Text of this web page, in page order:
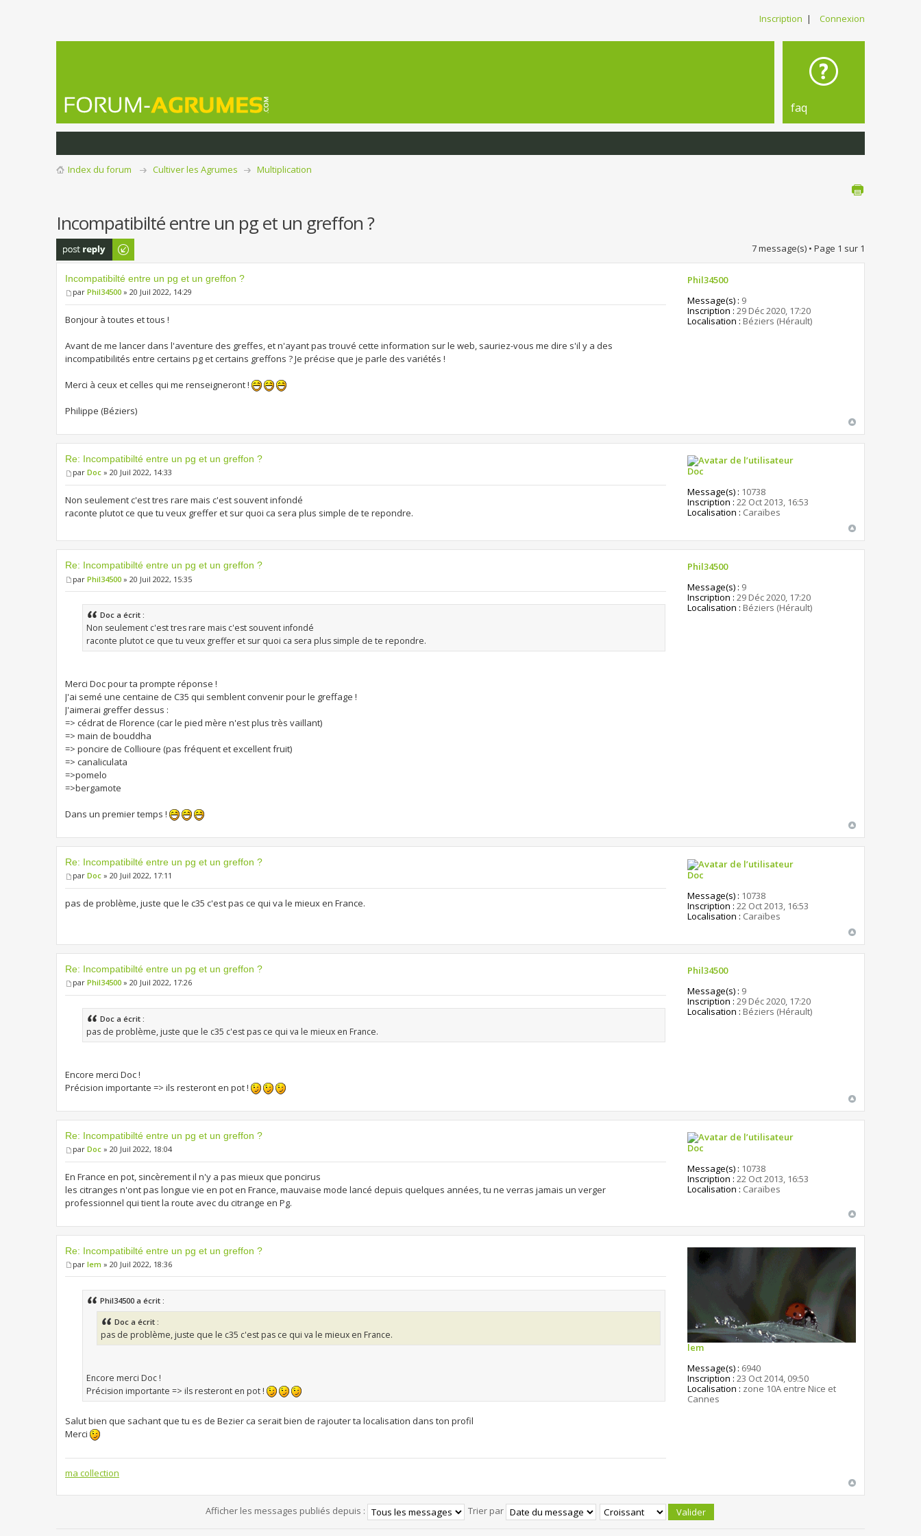
Inscription | Connexion
faq
Index du forum Cultiver les Agrumes Multiplication
Incompatibilté entre un pg et un greffon ?
Publier une
réponse
7 message(s) • Page 1 sur 1
Incompatibilté entre un pg et un greffon ?
par Phil34500 » 20 Juil 2022, 14:29
Bonjour à toutes et tous !
Avant de me lancer dans l'aventure des greffes, et n'ayant pas trouvé cette information sur le web, sauriez-vous me dire s'il y a des
incompatibilités entre certains pg et certains greffons ? Je précise que je parle des variétés !
Merci à ceux et celles qui me renseigneront !
Philippe (Béziers)
Phil34500
Message(s) : 9
Inscription : 29 Déc 2020, 17:20
Localisation : Béziers (Hérault)
Re: Incompatibilté entre un pg et un greffon ?
par Doc » 20 Juil 2022, 14:33
Non seulement c'est tres rare mais c'est souvent infondé
raconte plutot ce que tu veux greffer et sur quoi ca sera plus simple de te repondre.
Doc
Message(s) : 10738
Inscription : 22 Oct 2013, 16:53
Localisation : Caraïbes
Re: Incompatibilté entre un pg et un greffon ?
par Phil34500 » 20 Juil 2022, 15:35
Doc a écrit :
Non seulement c'est tres rare mais c'est souvent infondé
raconte plutot ce que tu veux greffer et sur quoi ca sera plus simple de te repondre.
Merci Doc pour ta prompte réponse !
J'ai semé une centaine de C35 qui semblent convenir pour le greffage !
J'aimerai greffer dessus :
=> cédrat de Florence (car le pied mère n'est plus très vaillant)
=> main de bouddha
=> poncire de Collioure (pas fréquent et excellent fruit)
=> canaliculata
=>pomelo
=>bergamote
Dans un premier temps !
Phil34500
Message(s) : 9
Inscription : 29 Déc 2020, 17:20
Localisation : Béziers (Hérault)
Re: Incompatibilté entre un pg et un greffon ?
par Doc » 20 Juil 2022, 17:11
pas de problème, juste que le c35 c'est pas ce qui va le mieux en France.
Doc
Message(s) : 10738
Inscription : 22 Oct 2013, 16:53
Localisation : Caraïbes
Re: Incompatibilté entre un pg et un greffon ?
par Phil34500 » 20 Juil 2022, 17:26
Doc a écrit :
pas de problème, juste que le c35 c'est pas ce qui va le mieux en France.
Encore merci Doc !
Précision importante => ils resteront en pot !
Phil34500
Message(s) : 9
Inscription : 29 Déc 2020, 17:20
Localisation : Béziers (Hérault)
Re: Incompatibilté entre un pg et un greffon ?
par Doc » 20 Juil 2022, 18:04
En France en pot, sincèrement il n'y a pas mieux que poncirus
les citranges n'ont pas longue vie en pot en France, mauvaise mode lancé depuis quelques années, tu ne verras jamais un verger
professionnel qui tient la route avec du citrange en Pg.
Doc
Message(s) : 10738
Inscription : 22 Oct 2013, 16:53
Localisation : Caraïbes
Re: Incompatibilté entre un pg et un greffon ?
par lem » 20 Juil 2022, 18:36
Phil34500 a écrit :
Doc a écrit :
pas de problème, juste que le c35 c'est pas ce qui va le mieux en France.
Encore merci Doc !
Précision importante => ils resteront en pot !
Salut bien que sachant que tu es de Bezier ca serait bien de rajouter ta localisation dans ton profil
Merci
ma collection
lem
Message(s) : 6940
Inscription : 23 Oct 2014, 09:50
Localisation : zone 10A entre Nice et
Cannes
Afficher les messages publiés depuis : Trier par